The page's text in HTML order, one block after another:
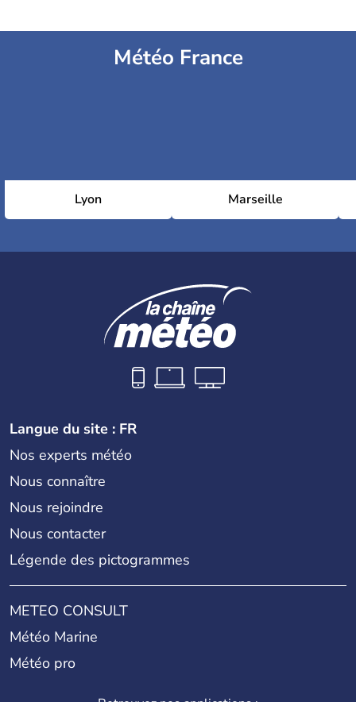
Météo France
Lyon Marseille
Langue du site : FR
Nos experts météo
Nous connaître
Nous rejoindre
Nous contacter
Légende des pictogrammes
METEO CONSULT
Météo Marine
Météo pro